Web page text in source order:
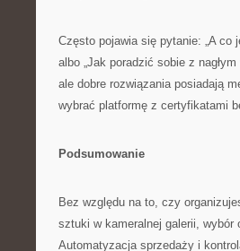
Często pojawia się pytanie: „A co
albo „Jak poradzić sobie z
ale dobre rozwiązania posiadają
wybrać platformę z certyfikatami
Podsumowanie
Bez względu na to, czy
sztuki w kameralnej galerii,
Automatyzacja sprzedaży i